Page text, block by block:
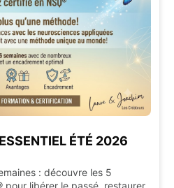
ÉTÉ 2026
: découvre les 5
pour libérer le passé, restaurer